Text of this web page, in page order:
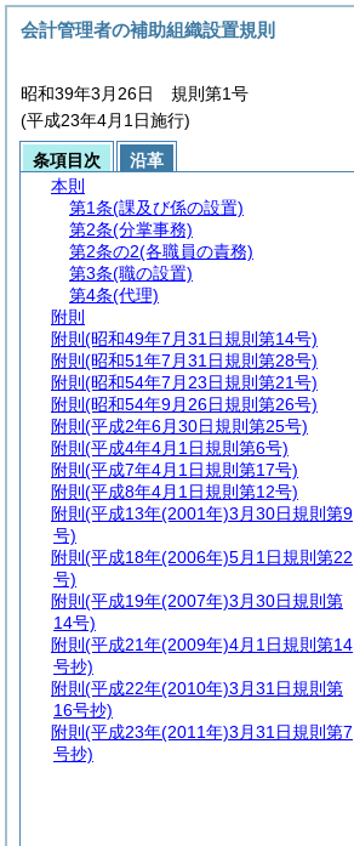
会計管理者の補助組織設置規則
昭和39年3月26日 規則第1号
(平成23年4月1日施行)
条項目次
沿革
本則
第1条(課及び係の設置)
第2条(分掌事務)
第2条の2(各職員の責務)
第3条(職の設置)
第4条(代理)
附則
附則 (昭和49年7月31日規則第14号)
附則 (昭和51年7月31日規則第28号)
附則 (昭和54年7月23日規則第21号)
附則 (昭和54年9月26日規則第26号)
附則 (平成2年6月30日規則第25号)
附則 (平成4年4月1日規則第6号)
附則 (平成7年4月1日規則第17号)
附則 (平成8年4月1日規則第12号)
附則 (平成13年(2001年)3月30日規則第9
号)
附則 (平成18年(2006年)5月1日規則第22
号)
附則 (平成19年(2007年)3月30日規則第
14号)
附則 (平成21年(2009年)4月1日規則第14
号抄)
附則 (平成22年(2010年)3月31日規則第
16号抄)
附則 (平成23年(2011年)3月31日規則第7
号抄)